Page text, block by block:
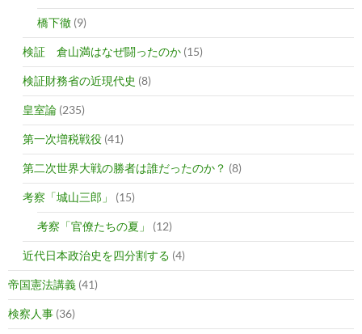
橋下徹 (9)
検証 倉山満はなぜ闘ったのか (15)
検証財務省の近現代史 (8)
皇室論 (235)
第一次増税戦役 (41)
第二次世界大戦の勝者は誰だったのか？ (8)
考察「城山三郎」 (15)
考察「官僚たちの夏」 (12)
近代日本政治史を四分割する (4)
帝国憲法講義 (41)
検察人事 (36)